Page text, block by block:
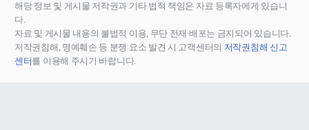
해당 정보 및 게시물 저작권과 기타 법적 책임은 자료 등록자에게 있습니
다.
자료 및 게시물 내용의 불법적 이용, 무단 전재∙배포는 금지되어 있습니다.
저작권침해, 명예훼손 등 분쟁 요소 발견 시 고객센터의 저작권침해 신고
센터를 이용해 주시기 바랍니다.